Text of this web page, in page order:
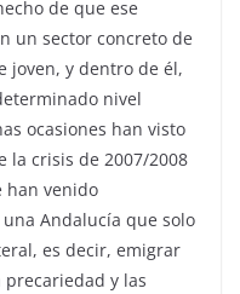
de que ese
un sector concreto de
joven, y dentro de él,
nivel
ocasiones han visto
la crisis de 2007/2008
han venido
Andalucía que solo
es decir, emigrar
y las